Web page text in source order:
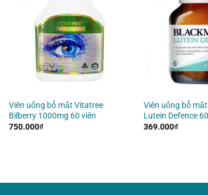
Viên uống bổ mắt Vitatree
Bilberry 1000mg 60 viên
750.000₫
Viên uống bổ
Lutein Defence
369.000₫